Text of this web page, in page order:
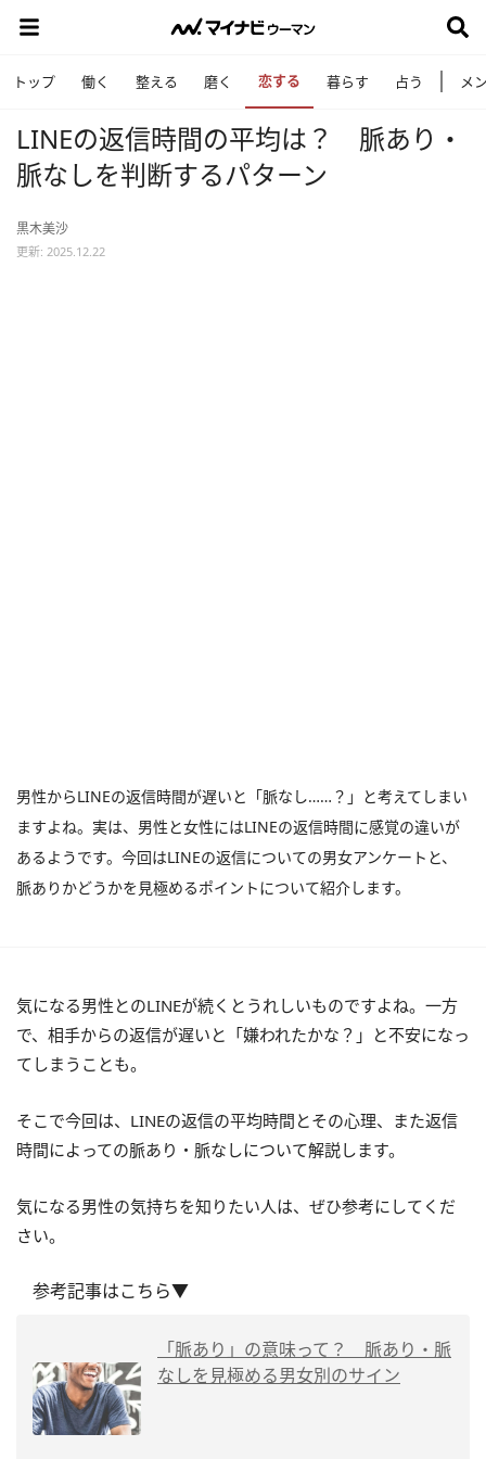
トップ 働く 整える 磨く 恋する 暮らす 占う メ
LINEの返信時間の平均は？ 脈あり・
脈なしを判断するパターン
黒木美沙
更新: 2025.12.22
男性からLINEの返信時間が遅いと「脈なし……？」と考えてしまい
ますよね。実は、男性と女性にはLINEの返信時間に感覚の違いが
あるようです。今回はLINEの返信についての男女アンケートと、
脈ありかどうかを見極めるポイントについて紹介します。
気になる男性とのLINEが続くとうれしいものですよね。一方
で、相手からの返信が遅いと「嫌われたかな？」と不安になっ
てしまうことも。
そこで今回は、LINEの返信の平均時間とその心理、また返信
時間によっての脈あり・脈なしについて解説します。
気になる男性の気持ちを知りたい人は、ぜひ参考にしてくだ
さい。
参考記事はこちら▼
「脈あり」の意味って？ 脈あり・脈
なしを見極める男女別のサイン